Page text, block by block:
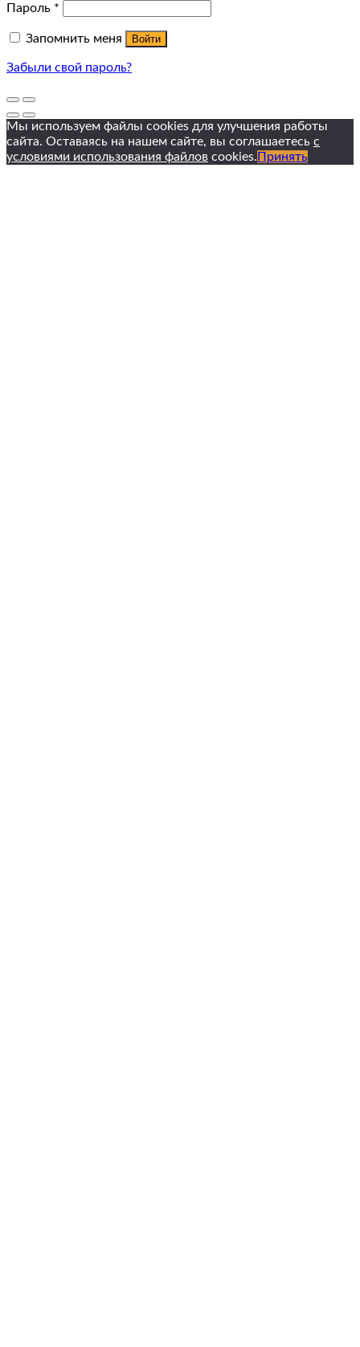
Пароль *
Запомнить меня Войти
Забыли свой пароль?
Мы используем файлы cookies для улучшения работы
сайта. Оставаясь на нашем сайте, вы соглашаетесь с
условиями использования файлов cookies. Принять